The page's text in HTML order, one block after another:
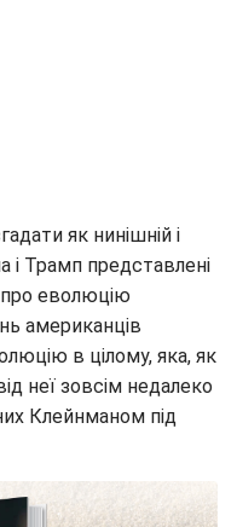
як нинішній і
Трамп представлені
про еволюцію
американців
в цілому, яка, як
неї зовсім недалеко
Клейнманом під